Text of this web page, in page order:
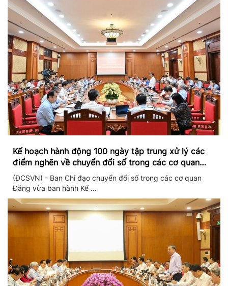
Kế hoạch hành động 100 ngày tập trung xử lý các
điểm nghẽn về chuyển đổi số trong các cơ quan
Đảng
(ĐCSVN) - Ban Chỉ đạo chuyển đổi số trong các cơ quan
Đảng vừa ban hành Kế ...